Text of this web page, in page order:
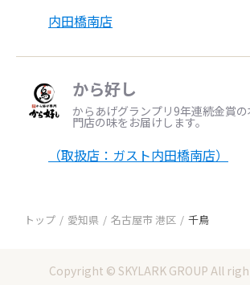
内田橋南店
から好し
からあげグランプリ9年連続金賞
門店の味をお届けします。
（取扱店：ガスト内田橋南店）
トップ 愛知県 名古屋市 港区 千鳥
Copyright © SKYLARK GROUP All